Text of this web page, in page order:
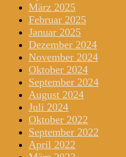
März 2025
Februar 2025
Januar 2025
Dezember 2024
November 2024
Oktober 2024
September 2024
August 2024
Juli 2024
Oktober 2022
September 2022
April 2022